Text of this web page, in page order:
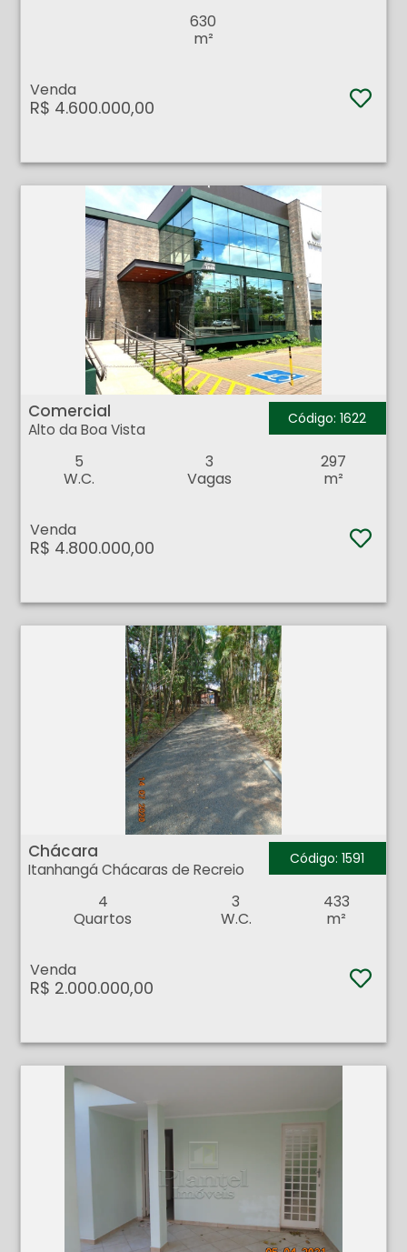
630
m²
Venda
R$ 4.600.000,00
Comercial - Alto da Boa Vista - Ribeirão Preto
Comercial
Alto da Boa Vista
Código: 1622
5
W.C.
3
Vagas
297
m²
Venda
R$ 4.800.000,00
Chácara - Itanhangá Chácaras de Recreio - Ribeirão Preto
Chácara
Itanhangá Chácaras de Recreio
Código: 1591
4
Quartos
3
W.C.
433
m²
Venda
R$ 2.000.000,00